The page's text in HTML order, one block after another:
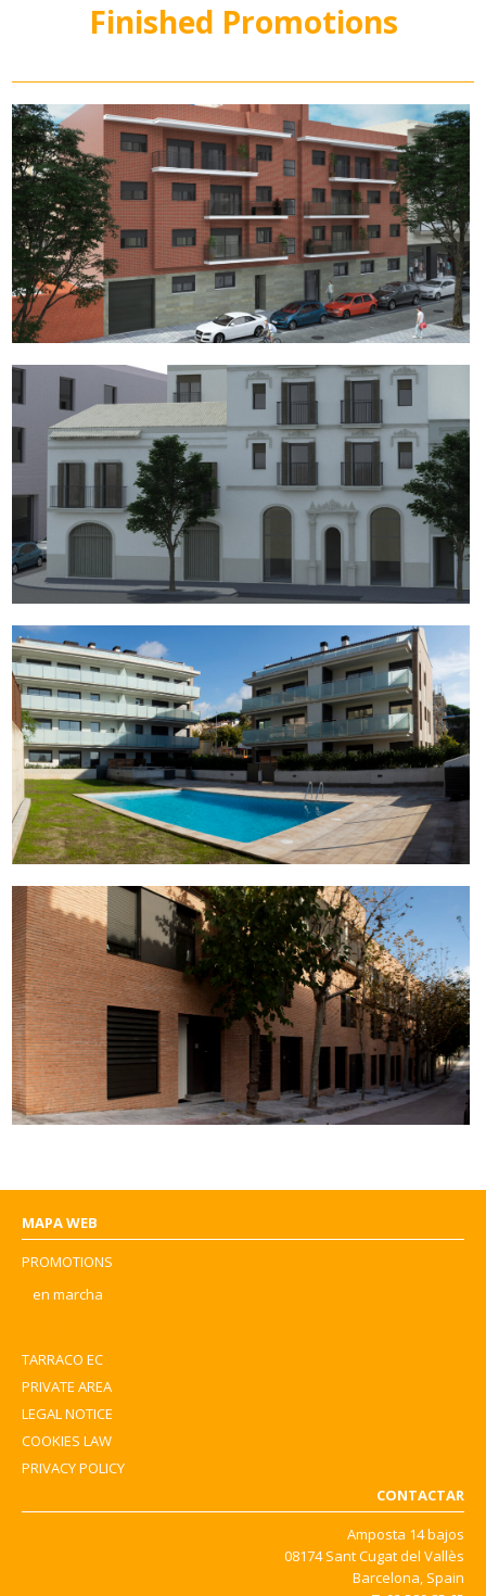
Finished Promotions
(Español) Residencial Camp – Cerdanyola
Residencial Aragó
Residencial TIANA – Obra Finalizada – VENDIDA
MAPA WEB
PROMOTIONS
en marcha
TARRACO EC
PRIVATE AREA
LEGAL NOTICE
COOKIES LAW
PRIVACY POLICY
CONTACTAR
Amposta 14 bajos
08174 Sant Cugat del Vallès
Barcelona, Spain